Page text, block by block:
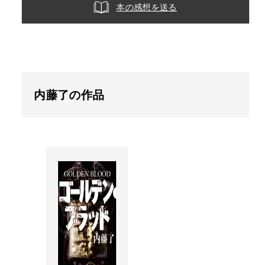
本の感想を送る
内藤了の作品